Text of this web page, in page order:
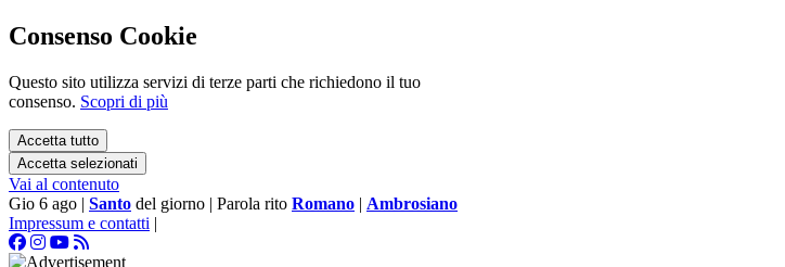
Consenso Cookie
Questo sito utilizza servizi di terze parti che richiedono il tuo
consenso. Scopri di più
Accetta tutto
Accetta selezionati
Vai al contenuto
Gio 6 ago | Santo del giorno | Parola rito Romano | Ambrosiano
Impressum e contatti |